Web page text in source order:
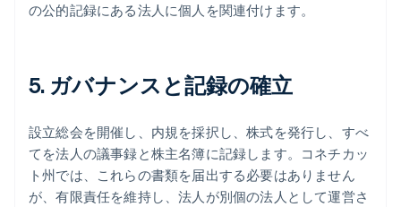
の公的記録にある法人に個人を関連付けます。
5. ガバナンスと記録の確立
設立総会を開催し、内規を採択し、株式を発行し、すべ
てを法人の議事録と株主名簿に記録します。コネチカッ
ト州では、これらの書類を届出する必要はありません
が、有限責任を維持し、法人が別個の法人として運営さ